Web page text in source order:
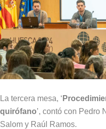
La tercera mesa, ‘
quirófano’, contó con Pedro
Salom y Raúl Ramos.